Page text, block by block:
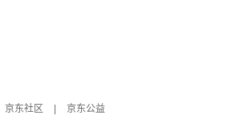
京东社区
京东公益